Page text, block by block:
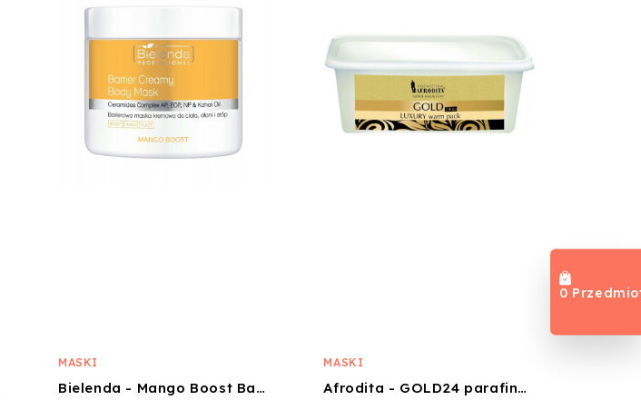
0
MASKI
Bielenda - Mango Boost Barierowa maska do ciała, dłoni i stóp 600g
MASKI
Afrodita - GOLD24 parafina do twarzy i ciał 750g